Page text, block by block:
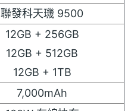
聯發科天璣 9500
12GB + 256GB
12GB + 512GB
12GB + 1TB
7,000mAh